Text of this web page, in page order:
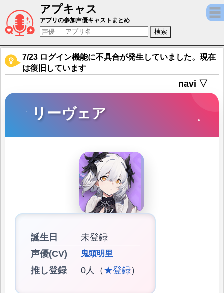
アプキャス
リーヴェア（声優：鬼頭明里)【レゾナンス
アプリの参加声優キャストまとめ
7/23 ログイン機能に不具合が発生していました。現在
は復旧しています
navi ▽
リーヴェア
誕生日
未登録
声優(CV)
鬼頭明里
推し登録 0人（ ★登録）